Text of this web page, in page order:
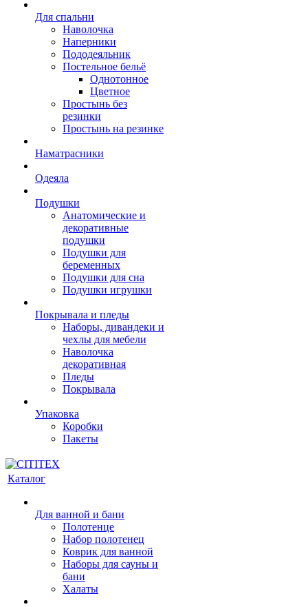
Для спальни
Наволочка
Наперники
Пододеяльник
Постельное бельё
Однотонное
Цветное
Простынь без
резинки
Простынь на резинке
Наматрасники
Одеяла
Подушки
Анатомические и
декоративные
подушки
Подушки для
беременных
Подушки для сна
Подушки игрушки
Покрывала и пледы
Наборы, дивандеки и
чехлы для мебели
Наволочка
декоративная
Пледы
Покрывала
Упаковка
Коробки
Пакеты
Каталог
Для ванной и бани
Полотенце
Набор полотенец
Коврик для ванной
Наборы для сауны и
бани
Халаты